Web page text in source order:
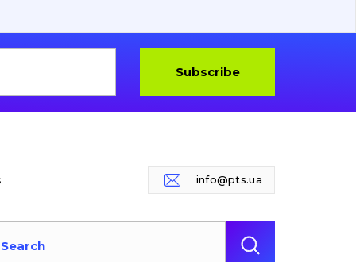
Subscribe
info@pts.ua